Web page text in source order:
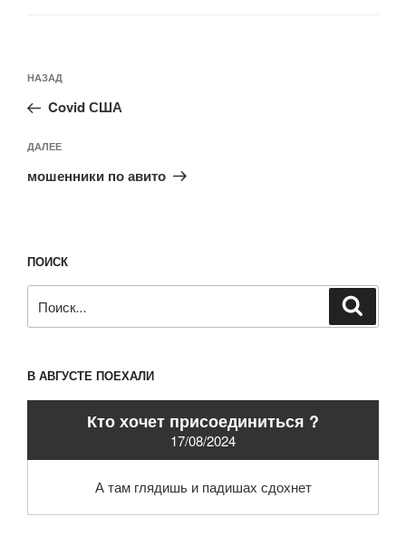
по
записям
Предыдущая
запись:
НАЗАД
Covid США
Следующая
запись
ДАЛЕЕ
мошенники по авито
ПОИСК
В АВГУСТЕ ПОЕХАЛИ
Кто хочет присоединиться ?
17/08/2024
А там глядишь и падишах сдохнет